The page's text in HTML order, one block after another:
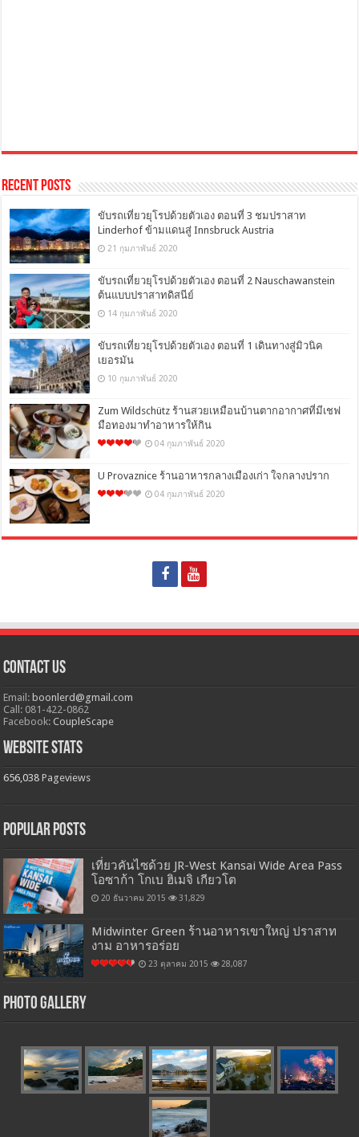
Recent Posts
ขับรถเที่ยวยุโรปด้วยตัวเอง ตอนที่ 3 ชมปราสาท
Linderhof ข้ามแดนสู่ Innsbruck Austria
21 กุมภาพันธ์ 2020
ขับรถเที่ยวยุโรปด้วยตัวเอง ตอนที่ 2 Nauschawanstein
ต้นแบบปราสาทดิสนีย์
14 กุมภาพันธ์ 2020
ขับรถเที่ยวยุโรปด้วยตัวเอง ตอนที่ 1 เดินทางสู่มิวนิค
เยอรมัน
10 กุมภาพันธ์ 2020
Zum Wildschütz ร้านสวยเหมือนบ้านตากอากาศที่มีเชฟ
มือทองมาทำอาหารให้กิน
04 กุมภาพันธ์ 2020
U Provaznice ร้านอาหารกลางเมืองเก่า ใจกลางปราก
04 กุมภาพันธ์ 2020
Contact Us
Email: boonlerd@gmail.com
Call: 081-422-0862
Facebook:CoupleScape
Website Stats
656,038 Pageviews
Popular Posts
เที่ยวคันไซด้วย JR-West Kansai Wide Area Pass
โอซาก้า โกเบ ฮิเมจิ เกียวโต
20 ธันวาคม 2015 31,829
Midwinter Green ร้านอาหารเขาใหญ่ ปราสาท
งาม อาหารอร่อย
23 ตุลาคม 2015 28,087
Photo Gallery